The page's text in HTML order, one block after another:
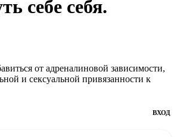
себе себя.
от адреналиновой зависимости,
и сексуальной привязанности к